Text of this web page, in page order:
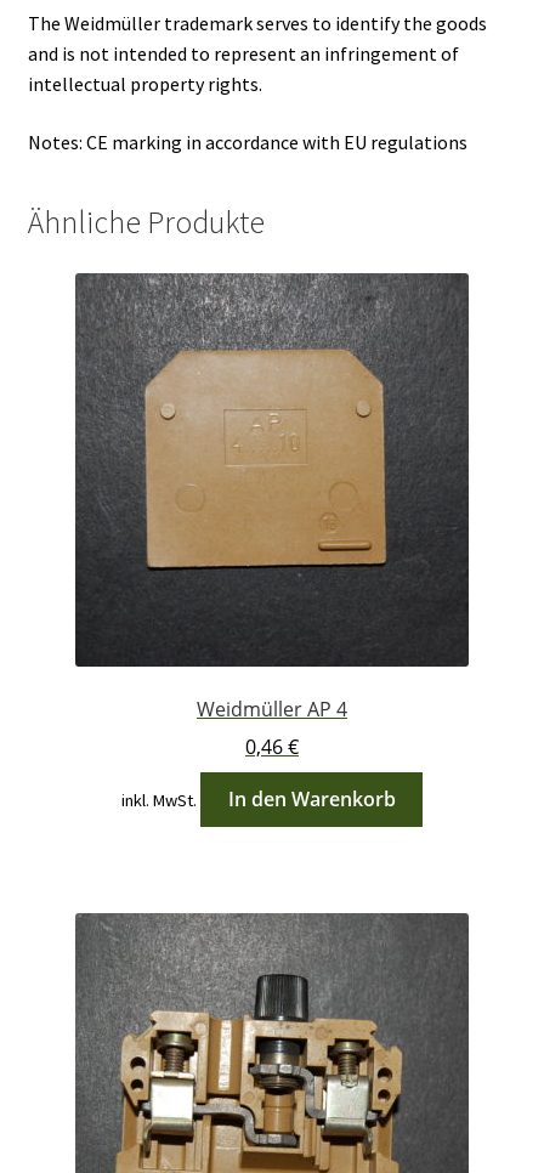
The Weidmüller trademark serves to identify the goods
and is not intended to represent an infringement of
intellectual property rights.
Notes: CE marking in accordance with EU regulations
Ähnliche Produkte
Weidmüller AP 4
0,46€
inkl. MwSt. In den Warenkorb